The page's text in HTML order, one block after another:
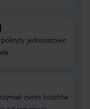
pokryty jednorazowo
zwrot kosztów